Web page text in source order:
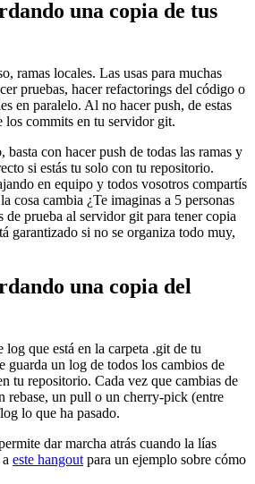
una copia de tus
ramas locales. Las usas para muchas
pruebas, hacer refactorings del código o
en paralelo. Al no hacer push, de estas
los commits en tu servidor git.
basta con hacer push de todas las ramas y
si estás tu solo con tu repositorio.
en equipo y todos vosotros compartís
cosa cambia ¿Te imaginas a 5 personas
de prueba al servidor git para tener copia
garantizado si no se organiza todo muy,
una copia del
que está en la carpeta .git de tu
guarda un log de todos los cambios de
tu repositorio. Cada vez que cambias de
rebase, un pull o un cherry-pick (entre
lo que ha pasado.
dar marcha atrás cuando la lías
este hangout para un ejemplo sobre cómo